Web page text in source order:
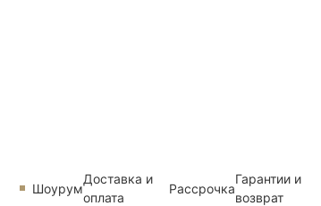
Шоурум
Доставка и
оплата
Рассрочка
Гарантии и
возврат